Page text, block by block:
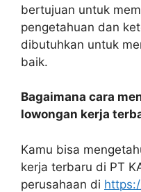
bertujuan untuk
pengetahuan dan
dibutuhkan untuk
baik.
Bagaimana cara
lowongan kerja
Kamu bisa
kerja terbaru di PT
perusahaan di